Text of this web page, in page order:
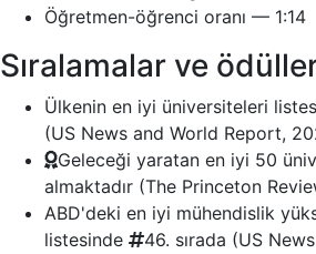
Öğretmen-öğrenci oranı — 1:14
Sıralamalar ve
Ülkenin en iyi üniversiteleri
(US News and World Report,
Geleceği yaratan en iyi 50
almaktadır (The Princeton
ABD'deki en iyi mühendislik
listesinde
46. sırada (US